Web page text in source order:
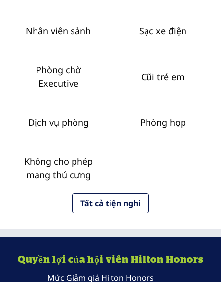
Nhân viên sảnh Sạc xe điện
Phòng chờ
Executive
Cũi trẻ em
Dịch vụ phòng Phòng họp
Không cho phép
mang thú cưng
Tất cả tiện nghi
Quyền lợi của hội viên Hilton Honors
Mức Giảm giá Hilton Honors